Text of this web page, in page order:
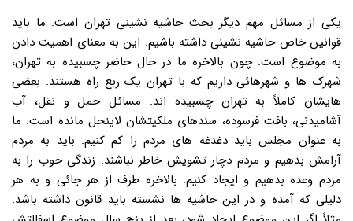
یکی از مسائل مهم دیگر بحث حاشیه نشینی تهران است. ما باید
قوانین خاص حاشیه نشینی داشته باشیم. این به معنای اهمیت دادن
به موضوع است. چون بالاخره ما در حال حاضر چسبیده به تهران،
شهرک ها و شهرهائی داریم که با تهران یک ربع راه هستند. بعضی
هایشان کاملاً به تهران چسبیده اند. مسائل حمل و نقل، آب
آشامیدنی، بافت فرسوده، سندهای ملکیتشان لاینحل مانده است. ما
به عنوان مجلس باید دغدغه های مردم را کم کنیم. باید به مردم
آرامش بدهیم و مردم دچار تشویش خاطر نباشند. زندگی خوب را به
مردم وعده بدهیم و ایجاد کنیم. بالاخره طرف از هر جائی و به هر
دلیلی که آمده و در این حاشیه ها نشسته باید قانون داشته باشد.